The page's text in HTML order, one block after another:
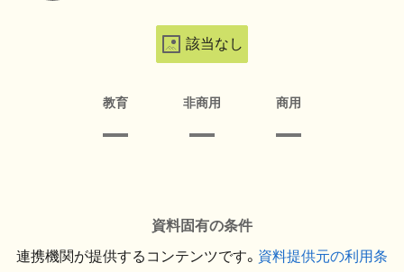
該当なし
教育 非商用 商用
資料固有の条件
連携機関が提供するコンテンツです。 資料提供元の利用条